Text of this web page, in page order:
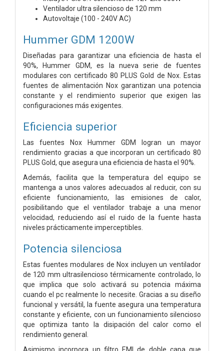
Ventilador ultra silencioso de 120 mm
Autovoltaje (100 - 240V AC)
Hummer GDM 1200W
Diseñadas para garantizar una eficiencia de hasta el
90%, Hummer GDM, es la nueva serie de fuentes
modulares con certificado 80 PLUS Gold de Nox. Estas
fuentes de alimentación Nox garantizan una potencia
constante y el rendimiento superior que exigen las
configuraciones más exigentes.
Eficiencia superior
Las fuentes Nox Hummer GDM logran un mayor
rendimiento gracias a que incorporan un certificado 80
PLUS Gold, que asegura una eficiencia de hasta el 90%.
Además, facilita que la temperatura del equipo se
mantenga a unos valores adecuados al reducir, con su
eficiente funcionamiento, las emisiones de calor,
posibilitando que el ventilador trabaje a una menor
velocidad, reduciendo así el ruido de la fuente hasta
niveles prácticamente imperceptibles.
Potencia silenciosa
Estas fuentes modulares de Nox incluyen un ventilador
de 120 mm ultrasilencioso térmicamente controlado, lo
que implica que solo activará su potencia máxima
cuando el pc realmente lo necesite. Gracias a su diseño
funcional y versátil, la fuente asegura una temperatura
constante y eficiente, con un funcionamiento silencioso
que optimiza tanto la disipación del calor como el
rendimiento general.
Asimismo incorpora un filtro EMI de doble capa que